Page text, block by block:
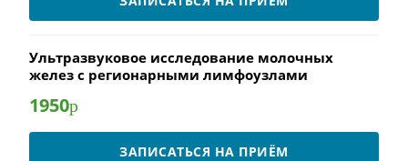
Ультразвуковое исследование молочных
желез с регионарными лимфоузлами
1950р
ЗАПИСАТЬСЯ НА ПРИЁМ